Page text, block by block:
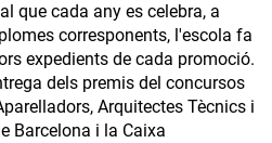
que cada any es celebra, a
corresponents, l'escola fa
expedients de cada promoció.
dels premis del concursos
Arquitectes Tècnics i
Barcelona i la Caixa